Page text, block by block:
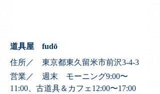
道具屋　fudō
住所／　東京都東久留米市前沢3-4-3
営業／　週末　モーニング9:00〜
11:00、古道具＆カフェ12:00〜17:00